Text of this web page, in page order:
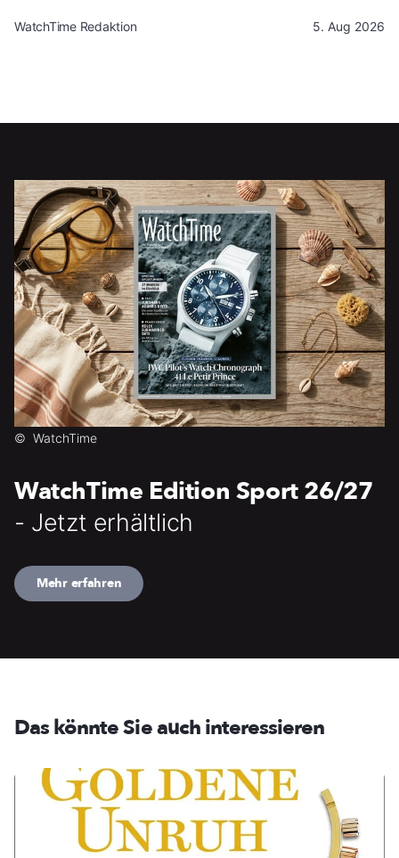
WatchTime Redaktion 5. Aug 2026
© WatchTime
WatchTime Edition Sport 26/27
- Jetzt erhältlich
Mehr erfahren
Das könnte Sie auch interessieren